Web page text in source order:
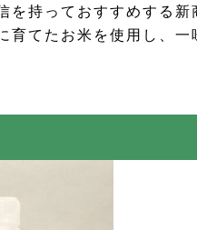
持っておすすめする新
育てたお米を使用し、